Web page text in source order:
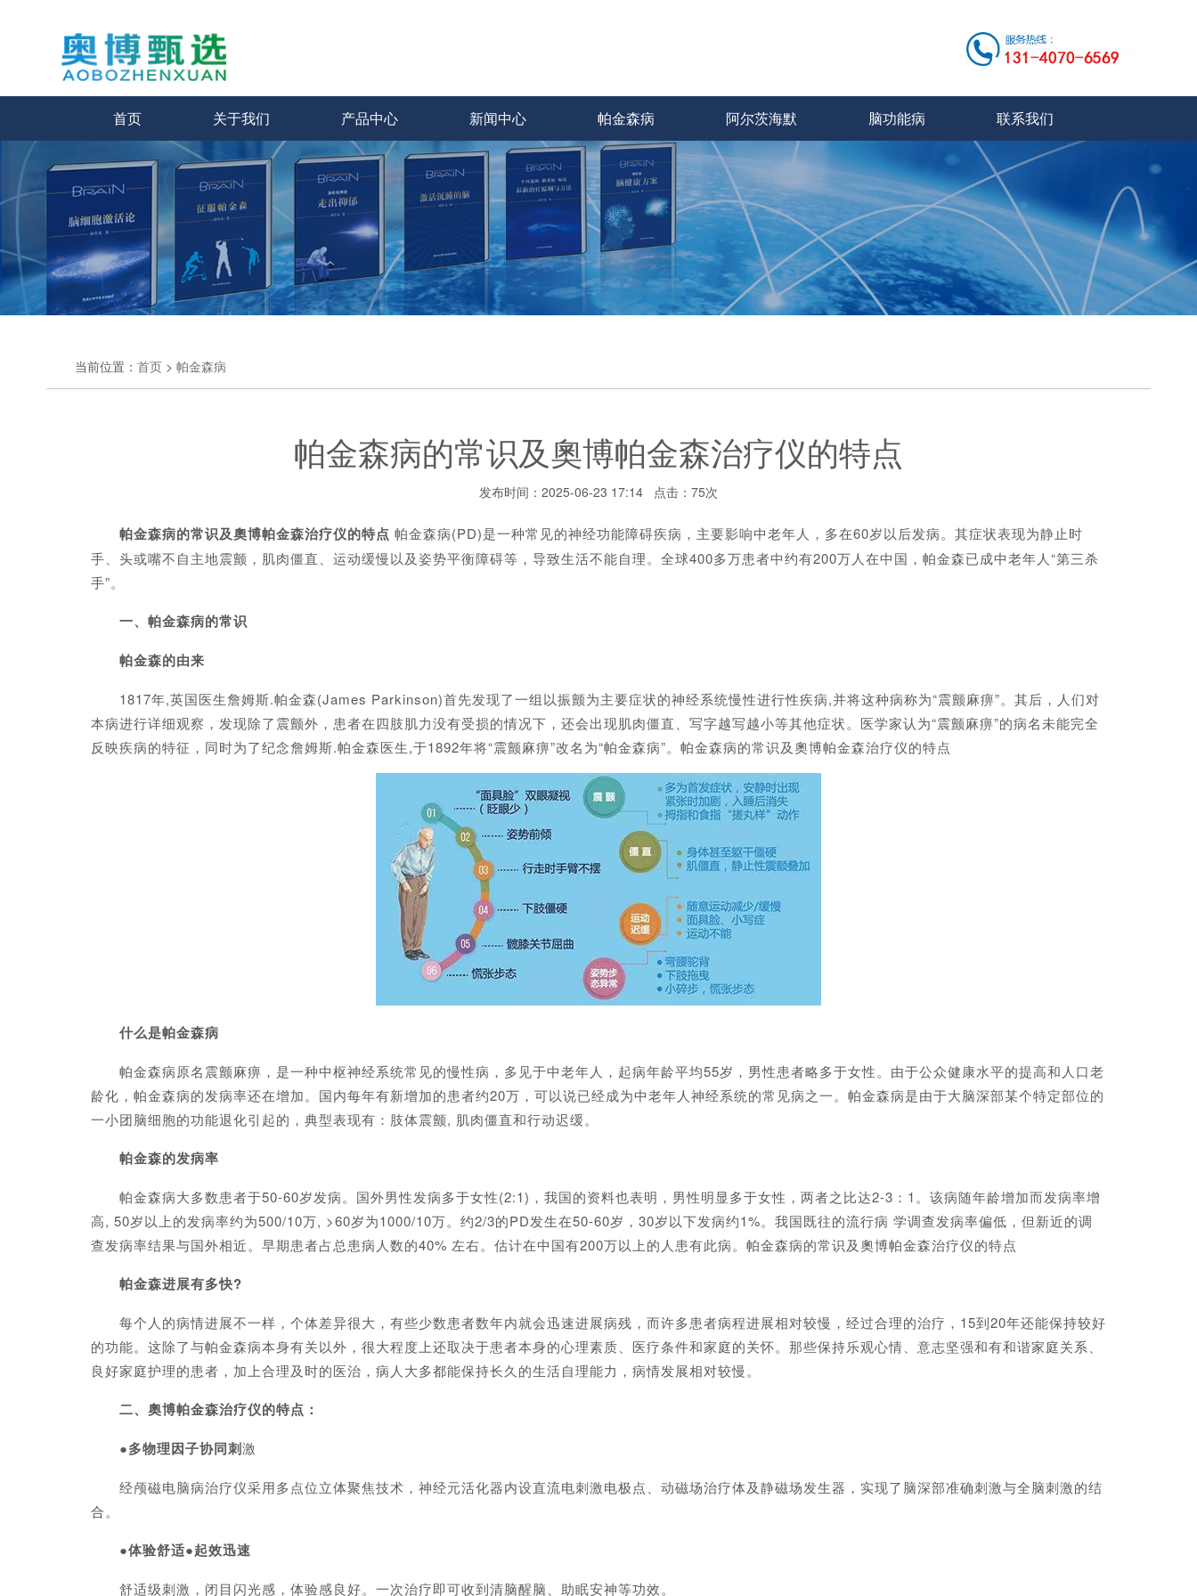
首页 关于我们 产品中心 新闻中心 帕金森病 阿尔茨海默 脑功能病 联系我们
当前位置： 首页 > 帕金森病
帕金森病的常识及奧博帕金森治疗仪的特点
发布时间：2025-06-23 17:14 点击：75次
帕金森病的常识及奧博帕金森治疗仪的特点 帕金森病(PD)是一种常见的神经功能障碍疾病，主要影响中老年人，多在60岁以后发病。其症状表现为静止时
手、头或嘴不自主地震颤，肌肉僵直、运动缓慢以及姿势平衡障碍等，导致生活不能自理。全球400多万患者中约有200万人在中国，帕金森已成中老年人“第三杀
手”。
一、帕金森病的常识
帕金森的由来
1817年,英国医生詹姆斯.帕金森(James Parkinson)首先发现了一组以振颤为主要症状的神经系统慢性进行性疾病,并将这种病称为“震颤麻痹”。其后，人们对
本病进行详细观察，发现除了震颤外，患者在四肢肌力没有受损的情况下，还会出现肌肉僵直、写字越写越小等其他症状。医学家认为“震颤麻痹”的病名未能完全
反映疾病的特征，同时为了纪念詹姆斯.帕金森医生,于1892年将“震颤麻痹”改名为“帕金森病”。帕金森病的常识及奧博帕金森治疗仪的特点
什么是帕金森病
帕金森病原名震颤麻痹，是一种中枢神经系统常见的慢性病，多见于中老年人，起病年龄平均55岁，男性患者略多于女性。由于公众健康水平的提高和人口老
龄化，帕金森病的发病率还在增加。国内每年有新增加的患者约20万，可以说已经成为中老年人神经系统的常见病之一。帕金森病是由于大脑深部某个特定部位的
一小团脑细胞的功能退化引起的，典型表现有：肢体震颤, 肌肉僵直和行动迟缓。
帕金森的发病率
帕金森病大多数患者于50-60岁发病。国外男性发病多于女性(2:1)，我国的资料也表明，男性明显多于女性，两者之比达2-3：1。该病随年龄增加而发病率增
高, 50岁以上的发病率约为500/10万, >60岁为1000/10万。约2/3的PD发生在50-60岁，30岁以下发病约1%。我国既往的流行病 学调查发病率偏低，但新近的调
查发病率结果与国外相近。早期患者占总患病人数的40% 左右。估计在中国有200万以上的人患有此病。帕金森病的常识及奧博帕金森治疗仪的特点
帕金森进展有多快?
每个人的病情进展不一样，个体差异很大，有些少数患者数年内就会迅速进展病残，而许多患者病程进展相对较慢，经过合理的治疗，15到20年还能保持较好
的功能。这除了与帕金森病本身有关以外，很大程度上还取决于患者本身的心理素质、医疗条件和家庭的关怀。那些保持乐观心情、意志坚强和有和谐家庭关系、
良好家庭护理的患者，加上合理及时的医治，病人大多都能保持长久的生活自理能力，病情发展相对较慢。
二、奧博帕金森治疗仪的特点：
●多物理因子协同刺激
经颅磁电脑病治疗仪采用多点位立体聚焦技术，神经元活化器内设直流电刺激电极点、动磁场治疗体及静磁场发生器，实现了脑深部准确刺激与全脑刺激的结
合。
●体验舒适●起效迅速
舒适级刺激，闭目闪光感，体验感良好。一次治疗即可收到清脑醒脑、助眠安神等功效。